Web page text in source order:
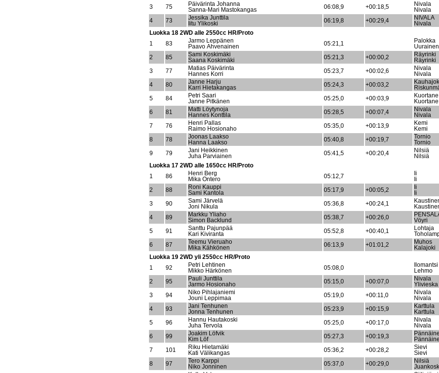
3
75
Päivärinta Johanna
Sanna-Mari Mastokangas
06:08,9 +00:18,5
Nivala
Nivala
4
73
Jessika Junttila
Iitu Ylikoski
06:19,8 +00:29,4
NIVALA
Nivala
Luokka 18 2WD alle 2550cc HR/Proto
1
83
Jarmo Leppänen
Paavo Ahvenainen
05:21,1
Palokka
Uurainen
2
85
Sami Koskimäki
Saana Koskimäki
05:21,3 +00:00,2
Räyrinki
Räyrinki
3
77
Matias Päivärinta
Hannes Korri
05:23,7 +00:02,6
Nivala
Nivala
4
80
Janne Harju
Karri Hietakangas
05:24,3 +00:03,2
5
84
Petri Saari
Janne Pitkänen
05:25,0 +00:03,9
Kuortane
Kuortane
6
81
Matti Löytynoja
Hannes Konttila
05:28,5 +00:07,4
Nivala
Nivala
7
76
Henri Pallas
Raimo Hosionaho
05:35,0 +00:13,9
Kemi
Kemi
8
78
Joonas Laakso
Hanna Laakso
05:40,8 +00:19,7
Tornio
Tornio
9
79
Jani Heikkinen
Juha Parviainen
05:41,5 +00:20,4
Nilsiä
Nilsiä
Luokka 17 2WD alle 1650cc HR/Proto
1
86
Henri Berg
Mika Ontero
05:12,7
Ii
Ii
2
88
Roni Kauppi
Sami Kantola
05:17,9 +00:05,2
Ii
Ii
3
90
Sami Järvelä
Joni Nikula
05:36,8 +00:24,1
4
89
Markku Yliaho
Simon Backlund
05:38,7 +00:26,0
Vöyri
5
91
Santtu Pajunpää
Kari Kiviranta
05:52,8 +00:40,1
Lohtaja
6
87
Teemu Vieruaho
Mika Kähkönen
06:13,9 +01:01,2
Muhos
Kalajoki
Luokka 19 2WD yli 2550cc HR/Proto
1
92
Petri Lehtinen
Mikko Härkönen
05:08,0
Ilomantsi
Lehmo
2
95
Pauli Junttila
Jarmo Hosionaho
05:15,0 +00:07,0
Nivala
Ylivieska
3
94
Niko Pihlajaniemi
Jouni Leppimaa
05:19,0 +00:11,0
Nivala
Nivala
4
93
Jani Tenhunen
Jonna Tenhunen
05:23,9 +00:15,9
Karttula
Karttula
5
96
Hannu Hautakoski
Juha Tervola
05:25,0 +00:17,0
Nivala
Nivala
6
99
Joakim Löfvik
Kim Löf
05:27,3 +00:19,3
7
101
Riku Hietamäki
Kati Välikangas
05:36,2 +00:28,2
Sievi
Sievi
8
97
Tero Karppi
Niko Jonninen
05:37,0 +00:29,0
Nilsiä